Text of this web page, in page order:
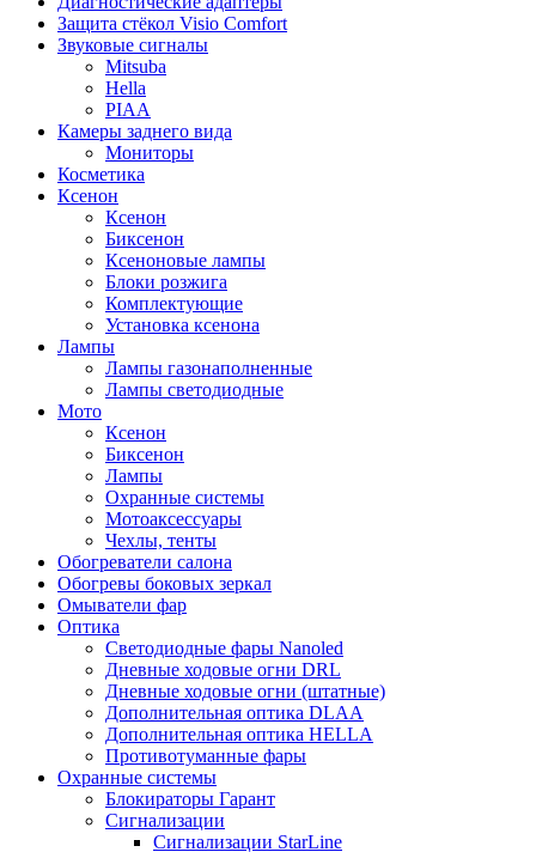
Защита стёкол Visio Comfort
Звуковые сигналы
Mitsuba
Hella
PIAA
Камеры заднего вида
Мониторы
Косметика
Ксенон
Ксенон
Биксенон
Ксеноновые лампы
Блоки розжига
Комплектующие
Установка ксенона
Лампы
Лампы газонаполненные
Лампы светодиодные
Мото
Ксенон
Биксенон
Лампы
Охранные системы
Мотоаксессуары
Чехлы, тенты
Обогреватели салона
Обогревы боковых зеркал
Омыватели фар
Оптика
Светодиодные фары Nanoled
Дневные ходовые огни DRL
Дневные ходовые огни (штатные)
Дополнительная оптика DLAA
Дополнительная оптика HELLA
Противотуманные фары
Охранные системы
Блокираторы Гарант
Сигнализации
Сигнализации StarLine